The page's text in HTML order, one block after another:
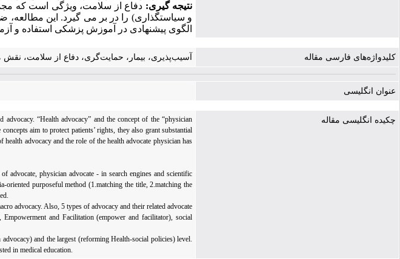
نتیجه­ گیری: دفاع از سلامت، ویژگی است که
و سیاست­گذاری) را در بر می­ گیرد. این مطالعه،
الگوی پیشنهادی در آموزش پزشکی استفاده و
کلیدواژه‌های فارسی مقاله آسیب‌پذیری، بیمار، حمایت‌گری، دفاع از سلامت، نقش
عنوان انگلیسی
چکیده انگلیسی مقاله
“Health advocacy” and the concept of the “physician
aim to protect patients’ rights, they also grant substantial
advocacy and the role of the health advocate physician has
advocate, physician advocate - in search engines and scientific
oriented purposeful method (1.matching the title, 2.matching the
advocacy. Also, 5 types of advocacy and their related advocate
and Facilitation (empower and facilitator), social
and the largest (reforming Health-social policies) level.
in medical education.